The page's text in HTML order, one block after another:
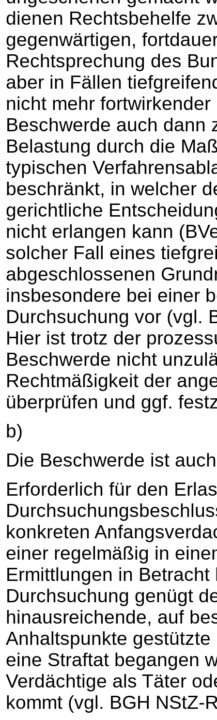
dienen Rechtsbehelfe
gegenwärtigen,
Rechtsprechung des
aber in Fällen
nicht mehr
Beschwerde auch dann
Belastung durch die
typischen
beschränkt, in welcher
gerichtliche
nicht erlangen kann
solcher Fall eines
abgeschlossenen
insbesondere bei einer
Durchsuchung vor (vgl.
Hier ist trotz der
Beschwerde nicht
Rechtmäßigkeit der
überprüfen und ggf.
b)
Die Beschwerde ist
Erforderlich für den
konkreten
einer regelmäßig in
Ermittlungen in Betracht
Durchsuchung genügt
hinausreichende, auf
Anhaltspunkte
eine Straftat begangen
Verdächtige als Täter
kommt (vgl. BGH NStZ-